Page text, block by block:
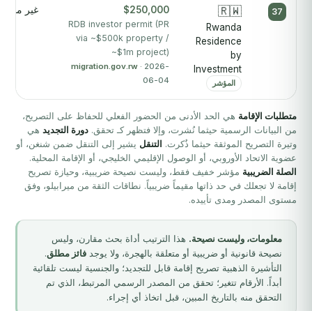
37
🇷🇼
Rwanda
Residence
by
Investment
المؤشر
$250,000
RDB investor permit (PR
via ~$500k property /
~$1m project)
migration.gov.rw · 2026-
06-04
غير
متطلبات الإقامة هي الحد الأدنى من الحضور الفعلي للحفاظ على التصريح،
من البيانات الرسمية حيثما نُشرت، وإلا فتظهر كـ تحقق. دورة التجديد هي
وتيرة التصريح الموثقة حيثما ذُكرت. التنقل يشير إلى التنقل ضمن شنغن، أو
عضوية الاتحاد الأوروبي، أو الوصول الإقليمي الخليجي، أو الإقامة المحلية.
الصلة الضريبية مؤشر خفيف فقط، وليست نصيحة ضريبية، وحيازة تصريح
إقامة لا تجعلك في حد ذاتها مقيماً ضريبياً. نطاقات الثقة من ميرابيلو، وفق
مستوى المصدر ومدى تأييده.
معلومات، وليست نصيحة. هذا الترتيب أداة بحث مقارن، وليس
نصيحة قانونية أو ضريبية أو متعلقة بالهجرة، ولا يوجد فائز مطلق.
التأشيرة الذهبية تصريح إقامة قابل للتجديد؛ والجنسية ليست تلقائية
أبداً. الأرقام تتغير؛ تحقق من المصدر الرسمي المرتبط، الذي تم
التحقق منه بالتاريخ المبين، قبل اتخاذ أي إجراء.